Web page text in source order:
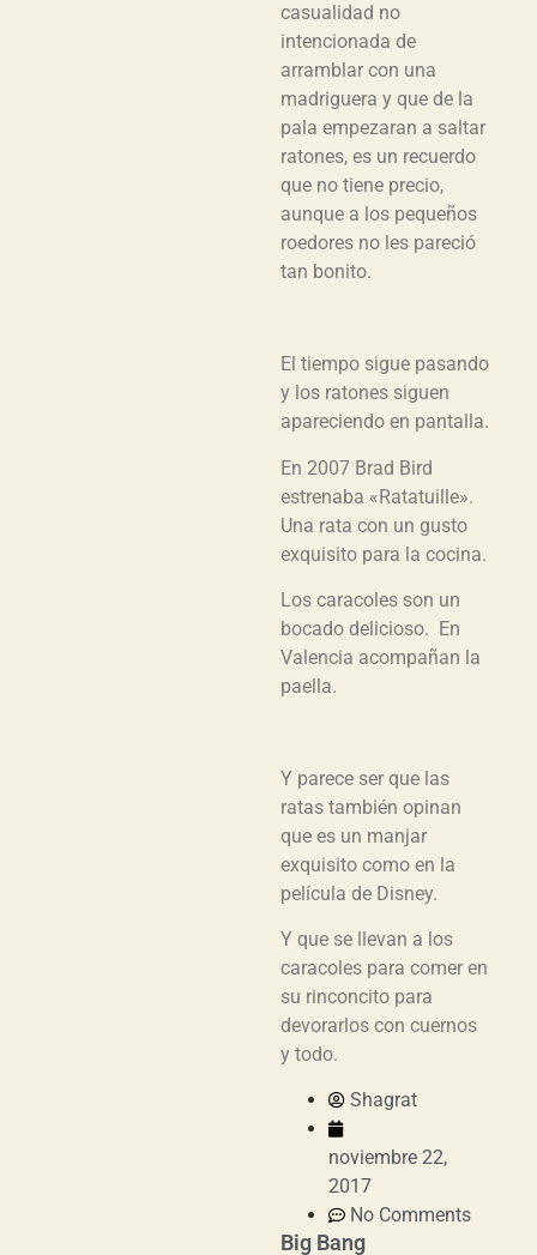
casualidad no
intencionada de
arramblar con una
madriguera y que de la
pala empezaran a saltar
ratones, es un recuerdo
que no tiene precio,
aunque a los pequeños
roedores no les pareció
tan bonito.
El tiempo sigue pasando
y los ratones siguen
apareciendo en pantalla.
En 2007 Brad Bird
estrenaba «Ratatuille».
Una rata con un gusto
exquisito para la cocina.
Los caracoles son un
bocado delicioso. En
Valencia acompañan la
paella.
Y parece ser que las
ratas también opinan
que es un manjar
exquisito como en la
película de Disney.
Y que se llevan a los
caracoles para comer en
su rinconcito para
devorarlos con cuernos
y todo.
Shagrat
noviembre 22,
2017
No Comments
Big Bang